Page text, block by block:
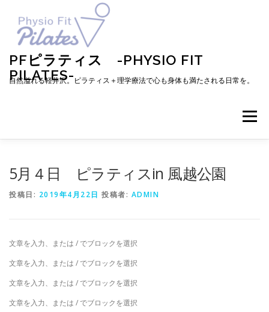
PFピラティス -PHYSIO FIT
PILATES-
自然溢れる軽井沢。ピラティス＋理学療法で心も身体も満たされる日常を。
メニュー
5月４日 ピラティスin 風越公園
投稿日: 2019年4月22日 投稿者: ADMIN
文章を入力、または / でブロックを選択
文章を入力、または / でブロックを選択
文章を入力、または / でブロックを選択
文章を入力、または / でブロックを選択